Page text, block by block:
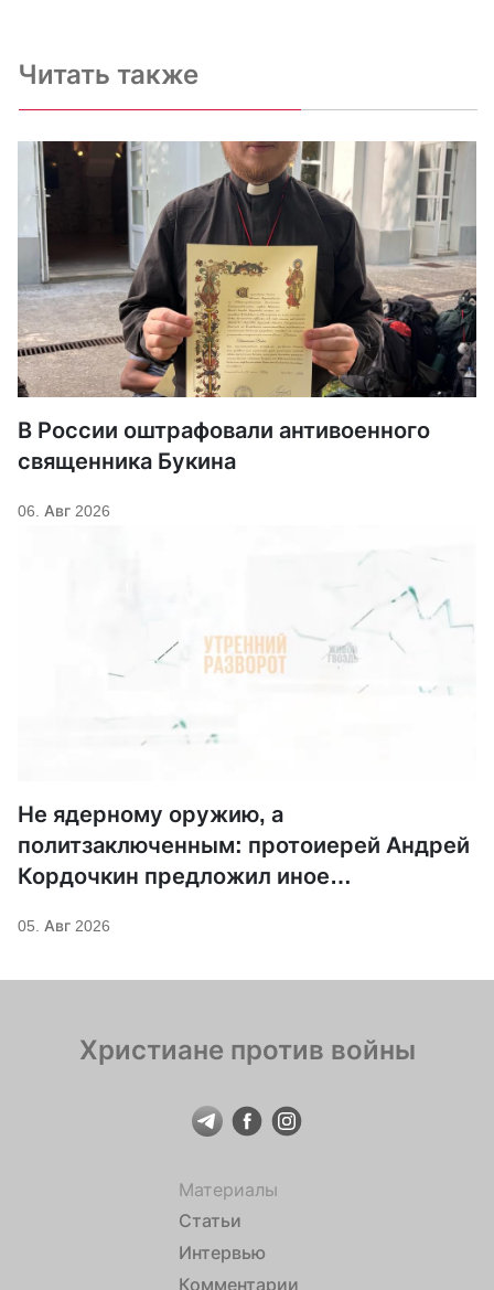
Читать также
В России оштрафовали антивоенного
священника Букина
06. Авг 2026
Не ядерному оружию, а
политзаключенным: протоиерей Андрей
Кордочкин предложил иное
Саровского
05. Авг 2026
Христиане против войны
Материалы
Статьи
Интервью
Комментарии